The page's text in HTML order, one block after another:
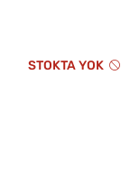
STOKTA YOK